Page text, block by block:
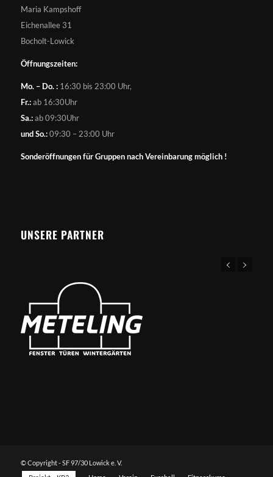
Maria Kampshoff
Eichenallee 31
Bocholt-Lowick
Öffnungszeiten:
Mo. – Do. :16:30 bis 23:00 Uhr,
Fr.:ab 16:30Uhr
Sa.:ab 09:30Uhr
und So.:09:30 – 23:00 Uhr
Sonderöffnungen für Gruppen nach Vereinbarung möglich !
UNSERE PARTNER
© Copyright - SF 97/30 Lowick e. V.